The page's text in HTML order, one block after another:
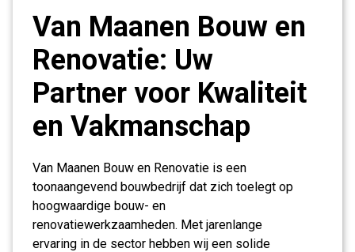
Van Maanen Bouw en
Renovatie: Uw
Partner voor Kwaliteit
en Vakmanschap
Van Maanen Bouw en Renovatie is een
toonaangevend bouwbedrijf dat zich toelegt op
hoogwaardige bouw- en
renovatiewerkzaamheden. Met jarenlange
ervaring in de sector hebben wij een solide